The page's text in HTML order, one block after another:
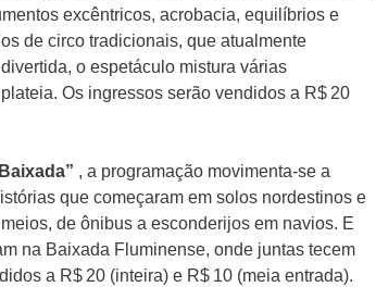
excêntricos, acrobacia, equilíbrios e
de circo tradicionais, que atualmente
o espetáculo mistura várias
Os ingressos serão vendidos a R$ 20
, a programação movimenta-se a
que começaram em solos nordestinos e
de ônibus a esconderijos em navios. E
na Baixada Fluminense, onde juntas tecem
a R$ 20 (inteira) e R$ 10 (meia entrada).